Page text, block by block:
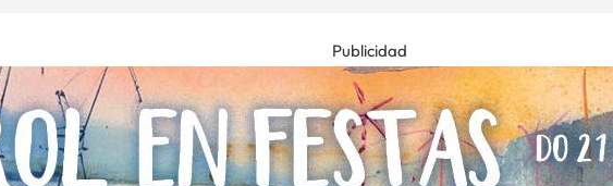
Publicidad